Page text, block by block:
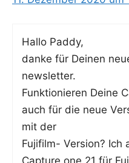
Hal­lo Paddy,
dan­ke für Dei­nen
newsletter.
Funk­tio­nie­ren Dei­ne
auch für die neue
mit der
Fuji­film- Ver­si­on? Ich